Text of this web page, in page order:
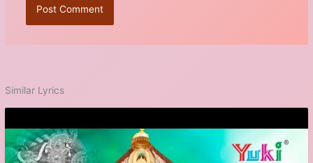
Similar Lyrics